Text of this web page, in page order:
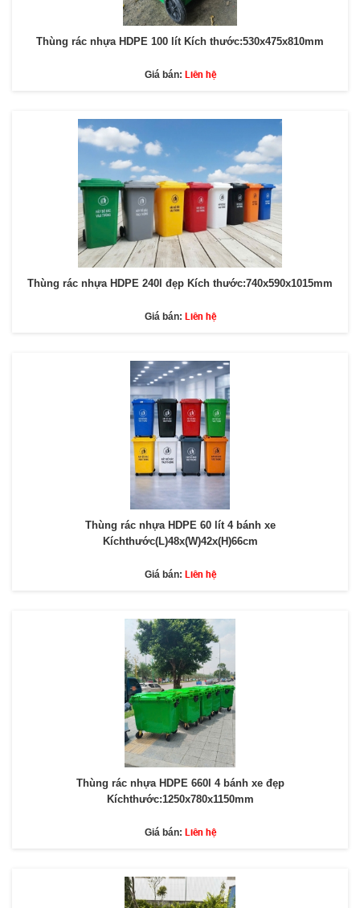
Thùng rác nhựa HDPE 100 lít Kích thước:530x475x810mm
Giá bán: Liên hệ
Thùng rác nhựa HDPE 240l đẹp Kích thước:740x590x1015mm
Giá bán: Liên hệ
Thùng rác nhựa HDPE 60 lít 4 bánh xe
Kíchthước(L)48x(W)42x(H)66cm
Giá bán: Liên hệ
Thùng rác nhựa HDPE 660l 4 bánh xe đẹp
Kíchthước:1250x780x1150mm
Giá bán: Liên hệ